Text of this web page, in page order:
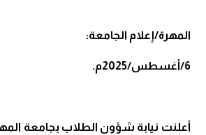
المهرة/إعلام الجامعة:
6/أغسطس/2025م.
أعلنت نيابة شؤون الطلاب بجامعة